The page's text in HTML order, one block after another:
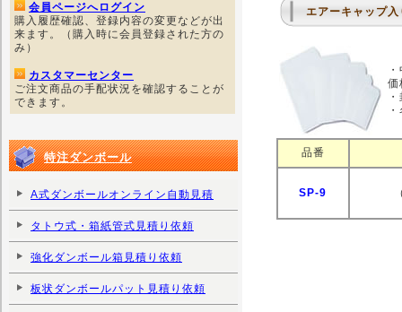
エアーキャップ
価
品番
SP-9
会員ページへログイン
購入履歴確認、登録内容の変更などが出
来ます。（購入時に会員登録された方の
み）
カスタマーセンター
ご注文商品の手配状況を確認することが
できます。
特注ダンボール
A式ダンボールオンライン自動見積
タトウ式・箱紙管式見積り依頼
強化ダンボール箱見積り依頼
板状ダンボールパット見積り依頼